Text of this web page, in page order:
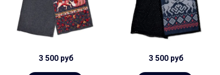
3 500 руб 3 500 руб